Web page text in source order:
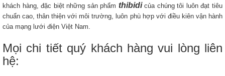
khách hàng, đặc biệt những sản phẩm thibidicủa chúng tôi luôn đạt tiêu
chuẩn cao, thân thiện với môi trường, luôn phù hợp với điều kiên vận hành
của mạng lưới điện Việt Nam.
Mọi chi tiết quý khách hàng vui lòng liên
hệ: